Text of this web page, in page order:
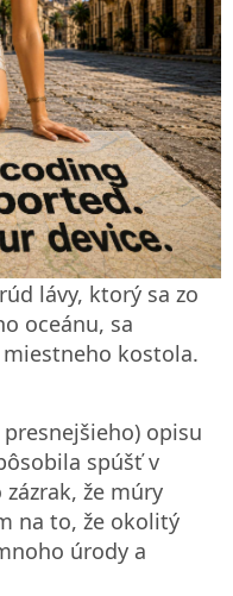
lávy, ktorý sa zo
oceánu, sa
kostola.
opisu
spúšť v
že múry
na to, že okolitý
úrody a